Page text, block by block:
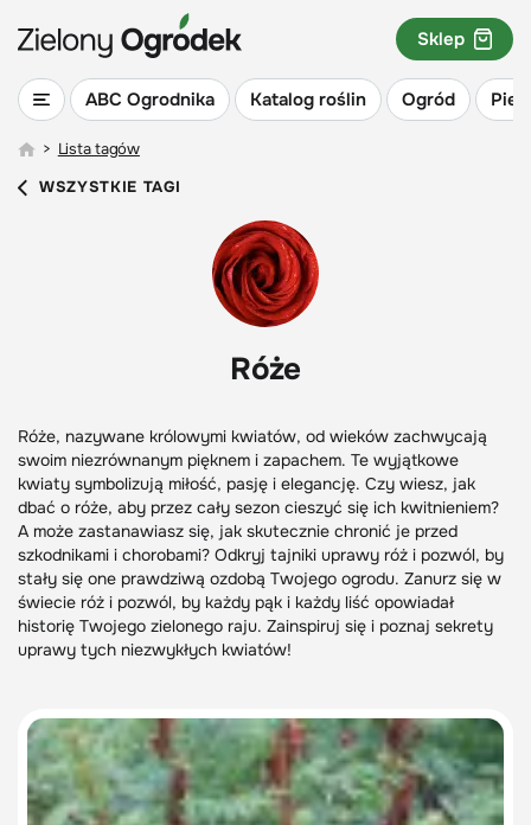
ABC Ogrodnika Katalog roślin Ogród
Sklep
> Lista tagów
WSZYSTKIE TAGI
Róże
Róże, nazywane królowymi kwiatów, od wieków zachwycają
swoim niezrównanym pięknem i zapachem. Te wyjątkowe
kwiaty symbolizują miłość, pasję i elegancję. Czy wiesz, jak
dbać o róże, aby przez cały sezon cieszyć się ich kwitnieniem?
A może zastanawiasz się, jak skutecznie chronić je przed
szkodnikami i chorobami? Odkryj tajniki uprawy róż i pozwól, by
stały się one prawdziwą ozdobą Twojego ogrodu. Zanurz się w
świecie róż i pozwól, by każdy pąk i każdy liść opowiadał
historię Twojego zielonego raju. Zainspiruj się i poznaj sekrety
uprawy tych niezwykłych kwiatów!